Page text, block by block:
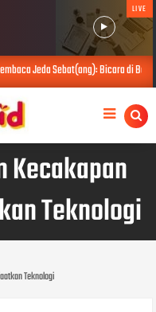
LIVE
Jeda Sebat(ang): Bicara di
Kecakapan
Teknologi
Teknologi